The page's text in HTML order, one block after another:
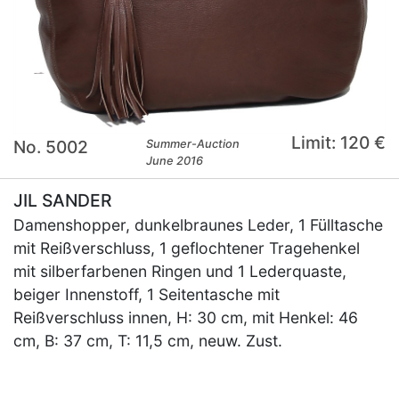
No. 5002
Summer-Auction
June 2016
Limit: 120 €
JIL SANDER
Damenshopper, dunkelbraunes Leder, 1 Fülltasche
mit Reißverschluss, 1 geflochtener Tragehenkel
mit silberfarbenen Ringen und 1 Lederquaste,
beiger Innenstoff, 1 Seitentasche mit
Reißverschluss innen, H: 30 cm, mit Henkel: 46
cm, B: 37 cm, T: 11,5 cm, neuw. Zust.